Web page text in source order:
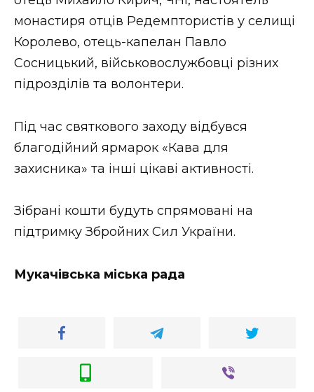
монастиря отців Редемптористів у селищі
Королево, отець-капелан Павло
Сосницький, військовослужбовці різних
підрозділів та волонтери.
Під час святкового заходу відбувся
благодійний ярмарок «Кава для
захисника» та інші цікаві активності.
Зібрані кошти будуть спрямовані на
підтримку Збройних Сил України.
Мукачівська міська рада